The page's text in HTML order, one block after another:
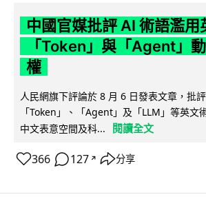
中國官媒批評 AI 術語濫
「Token」與「Agent」
權
人民網旗下評論於 8 月 6 日發表文章，批
「Token」、「Agent」及「LLM」等英文
中文表意空間及科...
閱讀全文
366 127 ↗ 分享